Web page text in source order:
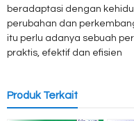
beradaptasi dengan
perubahan dan
itu perlu adanya sebuah
praktis, efektif dan efisien
Produk Terkait